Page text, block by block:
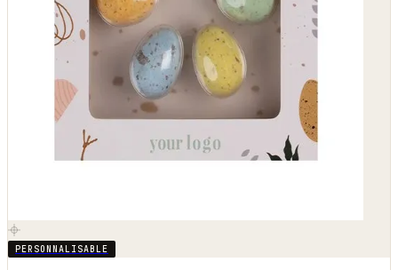
PERSONNALISABLE